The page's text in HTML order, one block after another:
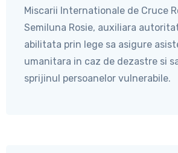
Miscarii Internationale de Cruce
Semiluna Rosie, auxiliara
abilitata prin lege sa asigure
umanitara in caz de dezastre si
sprijinul persoanelor vulnerabile.